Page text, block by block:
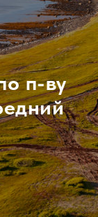
п-ву